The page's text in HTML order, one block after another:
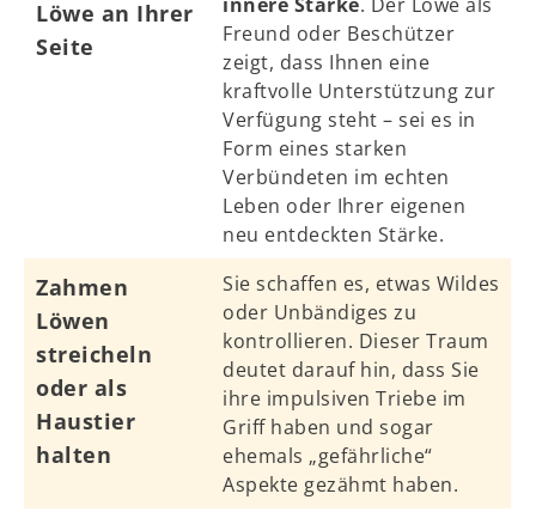
Löwe an Ihrer
Seite
Freund oder Beschützer
zeigt, dass Ihnen eine
kraftvolle Unterstützung zur
Verfügung steht – sei es in
Form eines starken
Verbündeten im echten
Leben oder Ihrer eigenen
neu entdeckten Stärke.
Zahmen
Löwen
streicheln
oder als
Haustier
halten
Sie schaffen es, etwas Wildes
oder Unbändiges zu
kontrollieren. Dieser Traum
deutet darauf hin, dass Sie
ihre impulsiven Triebe im
Griff haben und sogar
ehemals „gefährliche“
Aspekte gezähmt haben.